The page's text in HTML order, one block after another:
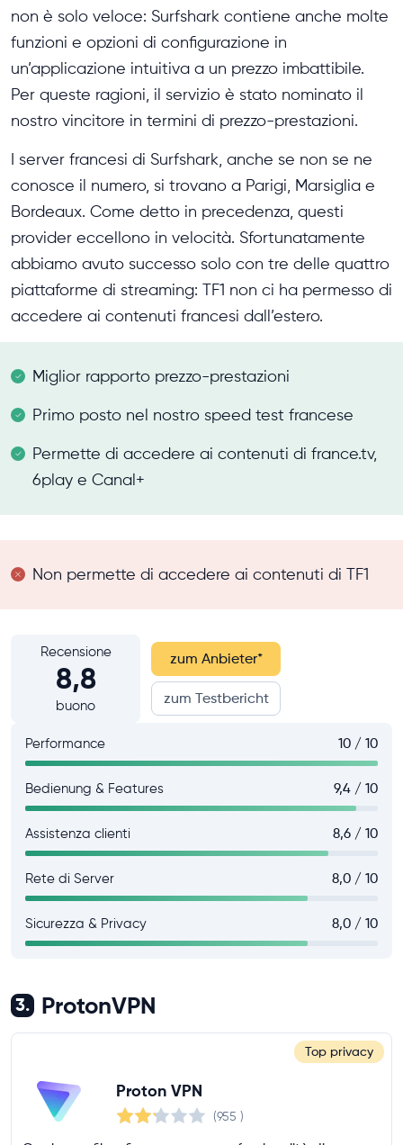
non è solo veloce: Surfshark contiene anche molte
funzioni e opzioni di configurazione in
un’applicazione intuitiva a un prezzo imbattibile.
Per queste ragioni, il servizio è stato nominato il
nostro vincitore in termini di prezzo-prestazioni.
I server francesi di Surfshark, anche se non se ne
conosce il numero, si trovano a Parigi, Marsiglia e
Bordeaux. Come detto in precedenza, questi
provider eccellono in velocità. Sfortunatamente
abbiamo avuto successo solo con tre delle quattro
piattaforme di streaming: TF1 non ci ha permesso di
accedere ai contenuti francesi dall’estero.
Miglior rapporto prezzo-prestazioni
Primo posto nel nostro speed test francese
Permette di accedere ai contenuti di france.tv,
6play e Canal+
Non permette di accedere ai contenuti di TF1
Recensione
8,8
buono
zum Anbieter*
zum Testbericht
Performance 10 / 10
Bedienung & Features 9,4 / 10
Assistenza clienti 8,6 / 10
Rete di Server 8,0 / 10
Sicurezza & Privacy 8,0 / 10
3. ProtonVPN
Top privacy
Proton VPN
(955 )